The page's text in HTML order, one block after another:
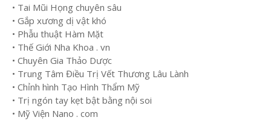
• Tai Mũi Họng chuyên sâu
• Gắp xương dị vật khó
• Phẫu thuật Hàm Mặt
• Thế Giới Nha Khoa . vn
• Chuyên Gia Thảo Dược
• Trung Tâm Điều Trị Vết Thương Lâu Lành
• Chỉnh hình Tạo Hình Thẩm Mỹ
• Trị ngón tay kẹt bật bằng nội soi
• Mỹ Viện Nano . com